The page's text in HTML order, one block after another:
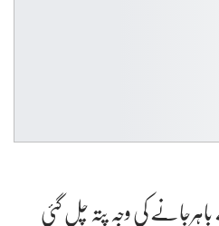
کی وجہ پتہ چل گئی